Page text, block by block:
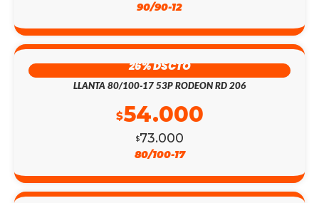
90/90-12
26% DSCTO
LLANTA 80/100-17 53P RODEON RD 206
$73.000
$54.000
80/100-17